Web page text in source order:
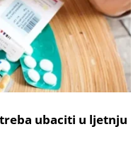
treba ubaciti u ljetnju